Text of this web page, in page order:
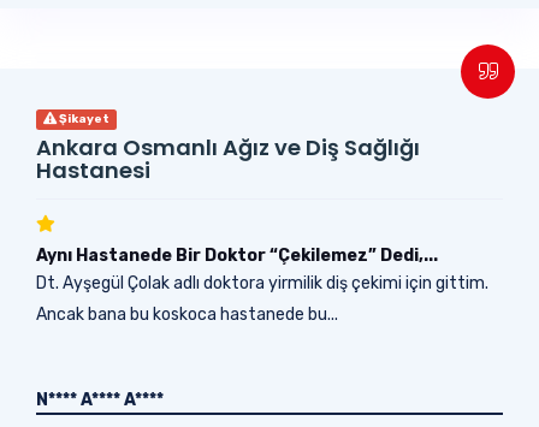
Şikayet
Ankara Osmanlı Ağız ve Diş Sağlığı
Hastanesi
Aynı Hastanede Bir Doktor “Çekilemez” Dedi,...
Dt. Ayşegül Çolak adlı doktora yirmilik diş çekimi için gittim.
Ancak bana bu koskoca hastanede bu...
N**** A**** A****